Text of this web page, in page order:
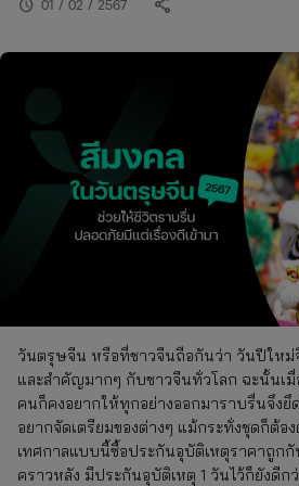
schedule 01 / 02 / 2567
วันตรุษจีน หรือที่ชาวจีนถือกันว่า วันปีใหม่
และสำคัญมากๆ กับชาวจีนทั่วโลก ฉะนั้นเ
คนก็คงอยากให้ทุกอย่างออกมาราบรื่นจึง
อยากจัดเตรียมของต่างๆ แม้กระทั่งชุดก็ต้อ
เทศกาลแบบนี้ซื้อประกันอุบัติเหตุราคาถูก
คราวหลัง มีประกันอุบัติเหตุ 1 วันไว้ก็ยังดีก